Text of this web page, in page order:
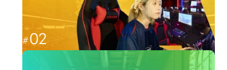
02
福岡から世界最強を目指す